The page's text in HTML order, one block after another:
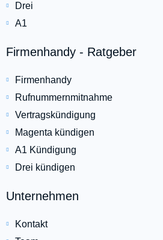
Drei
A1
Firmenhandy - Ratgeber
Firmenhandy
Rufnummernmitnahme
Vertragskündigung
Magenta kündigen
A1 Kündigung
Drei kündigen
Unternehmen
Kontakt